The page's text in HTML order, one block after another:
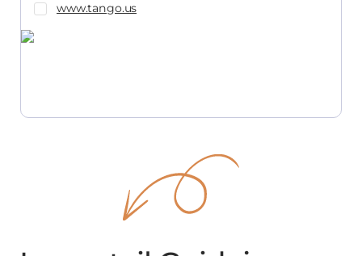
www.tango.us